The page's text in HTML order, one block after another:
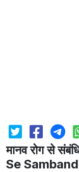
मानव रोग से
Se